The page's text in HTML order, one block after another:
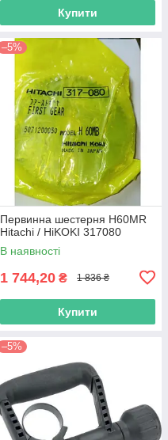
Купити
–5%
Первинна шестерня H60MR
Hitachi / HiKOKI 317080
В наявності
1 744,20 ₴ 1 836 ₴
Купити
–5%